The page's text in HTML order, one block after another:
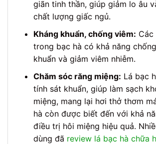
giãn tinh thần, giúp giảm lo âu
chất lượng giấc ngủ.
Kháng khuẩn, chống viêm: Các
trong bạc hà có khả năng
khuẩn và giảm viêm nhiễm.
Chăm sóc răng miệng: Lá bạc
tính sát khuẩn, giúp làm sạch
miệng, mang lại hơi thở thơm
hà còn được biết đến với khả
điều trị hôi miệng hiệu quả.
dùng đã review lá bạc hà chữa